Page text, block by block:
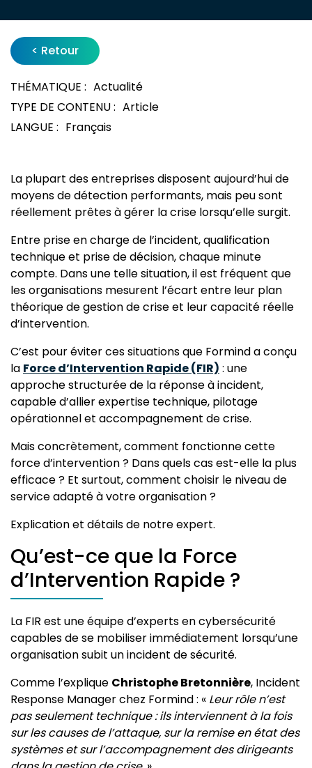
< Retour
THÉMATIQUE : Actualité
TYPE DE CONTENU : Article
LANGUE : Français
La plupart des entreprises disposent aujourd’hui de
moyens de détection performants, mais peu sont
réellement prêtes à gérer la crise lorsqu’elle surgit.
Entre prise en charge de l’incident, qualification
technique et prise de décision, chaque minute
compte. Dans une telle situation, il est fréquent que
les organisations mesurent l’écart entre leur plan
théorique de gestion de crise et leur capacité réelle
d’intervention.
C’est pour éviter ces situations que Formind a conçu
la Force d’Intervention Rapide (FIR) : une
approche structurée de la réponse à incident,
capable d’allier expertise technique, pilotage
opérationnel et accompagnement de crise.
Mais concrètement, comment fonctionne cette
force d’intervention ? Dans quels cas est-elle la plus
efficace ? Et surtout, comment choisir le niveau de
service adapté à votre organisation ?
Explication et détails de notre expert.
Qu’est-ce que la Force
d’Intervention Rapide ?
La FIR est une équipe d’experts en cybersécurité
capables de se mobiliser immédiatement lorsqu’une
organisation subit un incident de sécurité.
Comme l’explique Christophe Bretonnière, Incident
Response Manager chez Formind : « Leur rôle n’est
pas seulement technique : ils interviennent à la fois
sur les causes de l’attaque, sur la remise en état des
systèmes et sur l’accompagnement des dirigeants